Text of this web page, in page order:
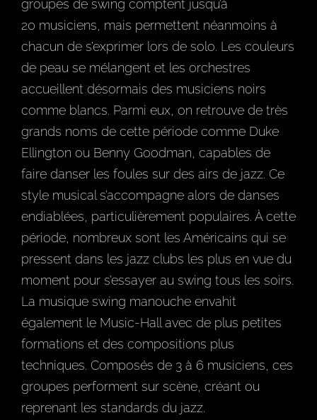
groupes de swing comptent jusqu’à
20 musiciens, mais permettent néanmoins à
chacun de s’exprimer lors de solo. Les couleurs
de peau se mélangent et les orchestres
accueillent désormais des musiciens noirs
comme blancs. Parmi eux, on retrouve de très
grands noms de cette période comme Duke
Ellington ou Benny Goodman, capables de
faire danser les foules sur des airs de jazz. Ce
style musical s’accompagne alors de danses
endiablées, particulièrement populaires. À cette
période, nombreux sont les Américains qui se
pressent dans les jazz clubs les plus en vue du
moment pour s’essayer au swing tous les soirs.
La musique swing manouche envahit
également le Music-Hall avec de plus petites
formations et des compositions plus
techniques. Composés de 3 à 6 musiciens, ces
groupes performent sur scène, créant ou
reprenant les standards du jazz.